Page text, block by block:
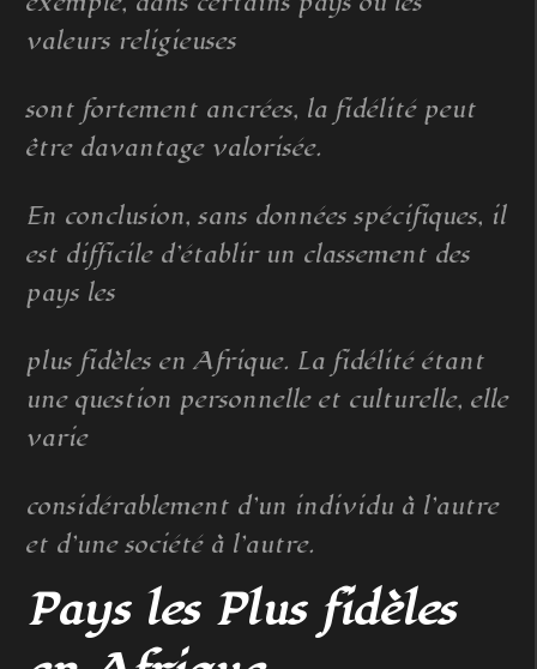
valeurs religieuses
sont fortement ancrées, la fidélité peut
être davantage valorisée.
En conclusion, sans données spécifiques, il
est difficile d’établir un classement des
pays les
plus fidèles en Afrique. La fidélité étant
une question personnelle et culturelle, elle
varie
considérablement d’un individu à l’autre
et d’une société à l’autre.
Pays les Plus fidèles